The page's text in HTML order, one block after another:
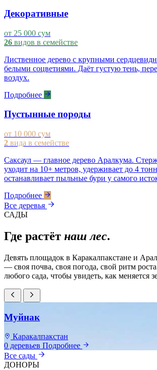
Декоративные
от 25 000 сум
26 видов в семействе
Лиственное дерево с крупными
белыми соцветиями. Даёт густую тень,
воздух.
Подробнее
Пустынные породы
от 10 000 сум
2 вида в семействе
Саксаул — главное дерево Аралкума.
уходит на 10+ метров, удерживает до 4
останавливает пыльные бури у самого
Подробнее
Все деревья
САДЫ
Где растёт наш лес.
Девять площадок в Каракалпакстане и
— своя почва, своя погода, свой ритм
любого сада, чтобы увидеть, как меняется
Муйнак
Каракалпакстан
0 деревьев Подробнее
Все сады
ДОНОРЫ